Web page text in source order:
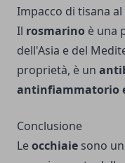
Impacco di tisana
Il rosmarino è una
dell'Asia e del
proprietà, è un
antinfiammatorio
Conclusione
Leocchiaie sono